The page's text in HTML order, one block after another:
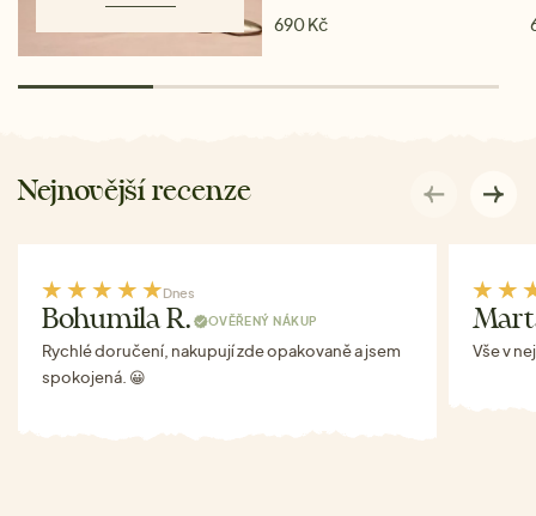
690 Kč
Nejnovější recenze
Dnes
Bohumila R. OVĚŘENÝ NÁKUP
Rychlé doručení, nakupují zde opakovaně a jsem
spokojená. 😀
Vše v